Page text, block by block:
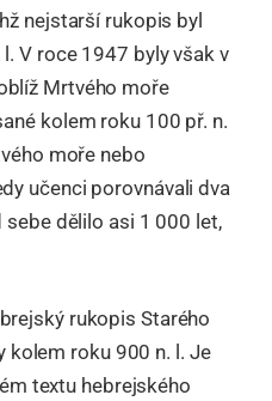
nejstarší rukopis byl
V roce 1947 byly však v
Mrtvého moře
kolem roku 100 př. n.
moře nebo
učenci porovnávali dva
dělilo asi 1 000 let,
rukopis Starého
kolem roku 900 n. l. Je
textu hebrejského